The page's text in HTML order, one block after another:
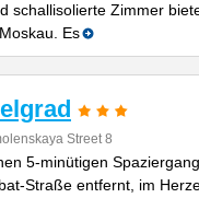
schallisolierte Zimmer
Es
Street 8
5-minütigen
Straße entfernt, im